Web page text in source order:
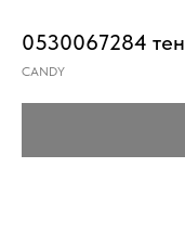
0530067284 тен
CANDY